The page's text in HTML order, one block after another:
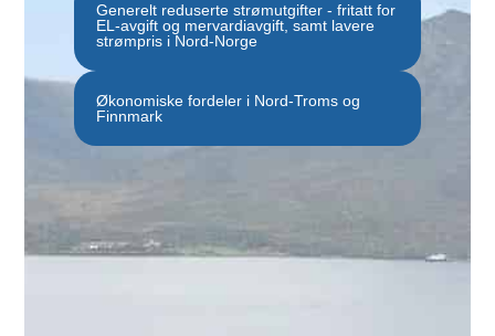
Generelt reduserte strømutgifter - fritatt for
EL-avgift og mervardiavgift, samt lavere
strømpris i Nord-Norge
Økonomiske fordeler i Nord-Troms og
Finnmark